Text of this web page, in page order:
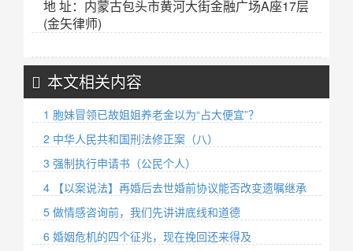
地 址：内蒙古包头市黄河大街金融广场A座17层
(金矢律师)
本文相关内容
1 胞妹冒领已故姐姐养老金以为“占大便宜”？
2 中华人民共和国刑法修正案（八）
3 强制执行申请书（公民个人）
4 【以案说法】再婚后去世婚前协议能否改变遗嘱继承
5 做情感咨询前，我们先讲讲底线和道德
6 婚姻危机的四个征兆，现在挽回还来得及